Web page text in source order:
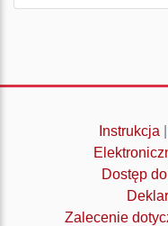
Instrukcja
Dostęp
Zalecenie